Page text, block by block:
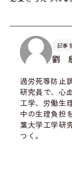
記事
劉
過労死等防止
研究員で、心
工学、労働生
中の生理負担
葉大学工学研
つく。